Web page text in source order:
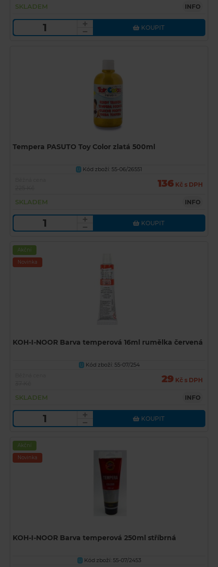
SKLADEM INFO
KOUPIT
Tempera PASUTO Toy Color zlatá 500ml
U
Kód zboží: 55-06/26551
136 Kč s DPH
SKLADEM INFO
KOUPIT
Akční
Novinka
KOH-I-NOOR Barva temperová 16ml rumělka červená
U Kód zboží: 55-07/254
29 Kč s DPH
SKLADEM INFO
KOUPIT
Akční
Novinka
KOH-I-NOOR Barva temperová 250ml stříbrná
U Kód zboží: 55-07/2453